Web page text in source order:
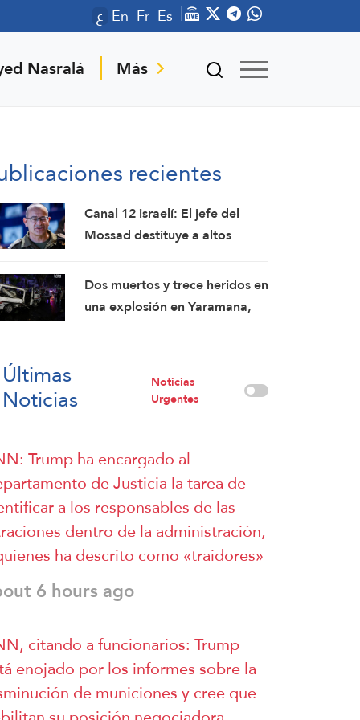
ع En Fr Es
Nasralá Más
recientes
Canal 12 israelí: El jefe del
Mossad destituye a altos
su intento por derrocar al
régimen iraní
Dos muertos y trece heridos en
una explosión en Yaramana,
Últimas
Noticias
Noticias
Urgentes
Trump ha encargado al
de Justicia la tarea de
a los responsables de las
dentro de la administración,
ha descrito como «traidores»
6 hours ago
citando a funcionarios: Trump
enojado por los informes sobre la
de municiones y cree que